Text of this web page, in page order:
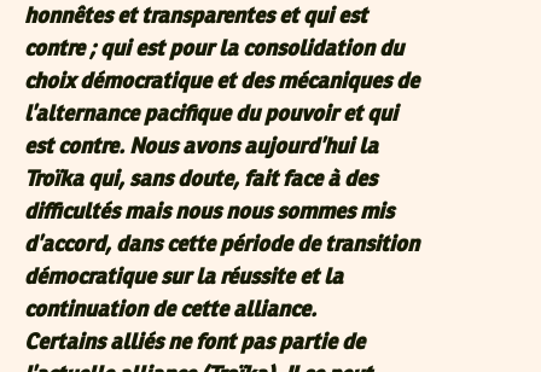
honnêtes et transparentes et qui est
contre ; qui est pour la consolidation du
choix démocratique et des mécaniques de
l’alternance pacifique du pouvoir et qui
est contre. Nous avons aujourd’hui la
Troïka qui, sans doute, fait face à des
difficultés mais nous nous sommes mis
d’accord, dans cette période de transition
démocratique sur la réussite et la
continuation de cette alliance.
Certains alliés ne font pas partie de